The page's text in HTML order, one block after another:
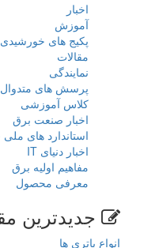
اخبار
آموزش
پکیج های خورشیدی
مقالات
نمایندگی
پرسش های متدوال
کلاس آموزشی
اخبار صنعت برق
استاندارد های ملی
اخبار دنیای IT
مفاهیم اولیه برق
معرفی محصول
جدیدترین
انواع باتری ها